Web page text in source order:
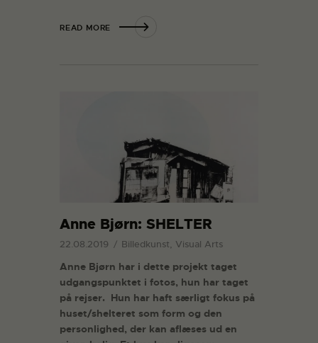
READ MORE
Anne Bjørn: SHELTER
22.08.2019 Billedkunst, Visual Arts
Anne Bjørn har i dette projekt taget
udgangspunktet i fotos, hun har taget
på rejser. Hun har haft særligt fokus på
huset/shelteret som form og den
personlighed, der kan aflæses ud en